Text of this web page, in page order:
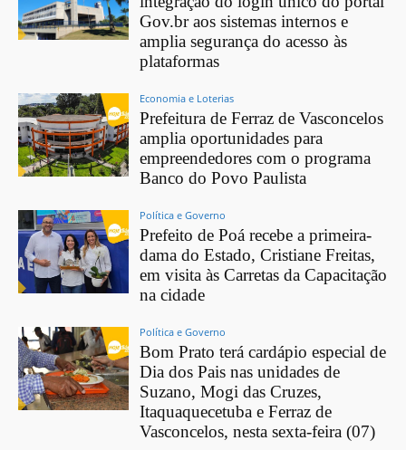
Gov.br aos sistemas internos e
amplia segurança do acesso às
plataformas
Economia e Loterias
Prefeitura de Ferraz de Vasconcelos
amplia oportunidades para
empreendedores com o programa
Banco do Povo Paulista
Política e Governo
Prefeito de Poá recebe a primeira-
dama do Estado, Cristiane Freitas,
em visita às Carretas da Capacitação
na cidade
Política e Governo
Bom Prato terá cardápio especial de
Dia dos Pais nas unidades de
Suzano, Mogi das Cruzes,
Itaquaquecetuba e Ferraz de
Vasconcelos, nesta sexta-feira (07)